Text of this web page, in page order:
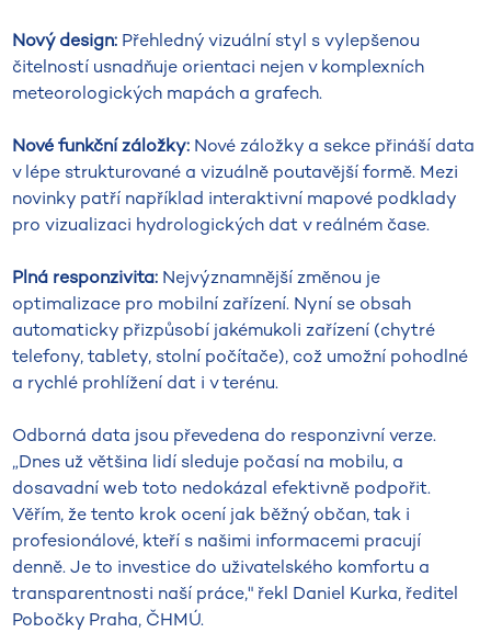
Nový design: Přehledný vizuální styl s vylepšenou
čitelností usnadňuje orientaci nejen v komplexních
meteorologických mapách a grafech.
Nové funkční záložky: Nové záložky a sekce přináší data
v lépe strukturované a vizuálně poutavější formě. Mezi
novinky patří například interaktivní mapové podklady
pro vizualizaci hydrologických dat v reálném čase.
Plná responzivita: Nejvýznamnější změnou je
optimalizace pro mobilní zařízení. Nyní se obsah
automaticky přizpůsobí jakémukoli zařízení (chytré
telefony, tablety, stolní počítače), což umožní pohodlné
a rychlé prohlížení dat i v terénu.
Odborná data jsou převedena do responzivní verze.
„Dnes už většina lidí sleduje počasí na mobilu, a
dosavadní web toto nedokázal efektivně podpořit.
Věřím, že tento krok ocení jak běžný občan, tak i
profesionálové, kteří s našimi informacemi pracují
denně. Je to investice do uživatelského komfortu a
transparentnosti naší práce," řekl Daniel Kurka, ředitel
Pobočky Praha, ČHMÚ.